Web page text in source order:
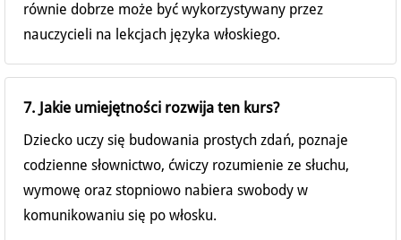
równie dobrze może być wykorzystywany przez
nauczycieli na lekcjach języka włoskiego.
7. Jakie umiejętności rozwija ten kurs?
Dziecko uczy się budowania prostych zdań, poznaje
codzienne słownictwo, ćwiczy rozumienie ze słuchu,
wymowę oraz stopniowo nabiera swobody w
komunikowaniu się po włosku.